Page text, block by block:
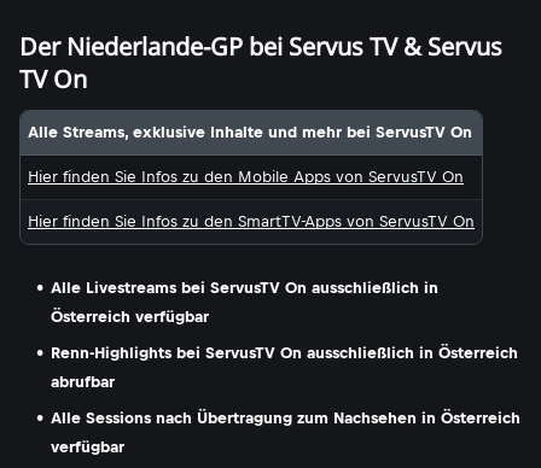
Der Niederlande-GP bei Servus TV & Servus
TV On
Alle Streams, exklusive Inhalte und mehr bei ServusTV On
Hier finden Sie Infos zu den Mobile Apps von ServusTV On
Hier finden Sie Infos zu den SmartTV-Apps von ServusTV On
Alle Livestreams bei ServusTV On ausschließlich in
Österreich verfügbar
Renn-Highlights bei ServusTV On ausschließlich in Österreich
abrufbar
Alle Sessions nach Übertragung zum Nachsehen in Österreich
verfügbar